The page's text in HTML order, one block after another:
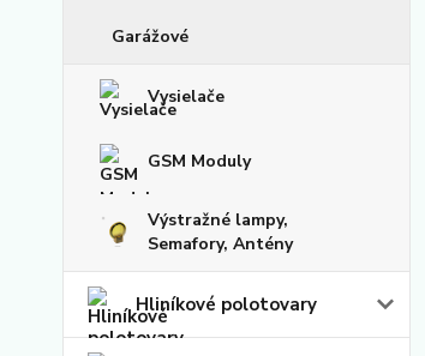
Garážové
Vysielače
GSM Moduly
Výstražné lampy,
Semafory, Antény
Hliníkové polotovary